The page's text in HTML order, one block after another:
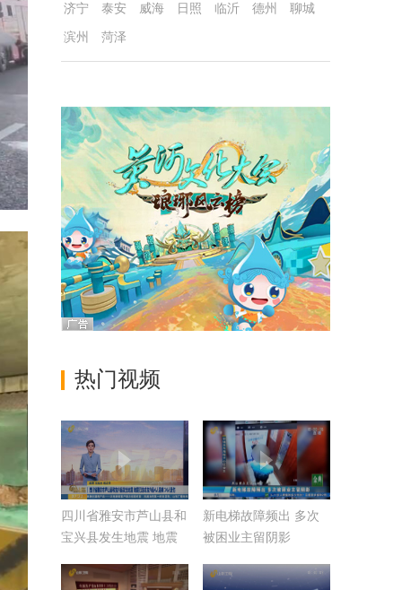
济宁
泰安 威海 日照 临沂 德州
聊城
滨州
菏泽
热门视频
四川省雅安市芦山县和
宝兴县发生地震 地震
14人受伤
新电梯故障频出 多次
被困业主留阴影